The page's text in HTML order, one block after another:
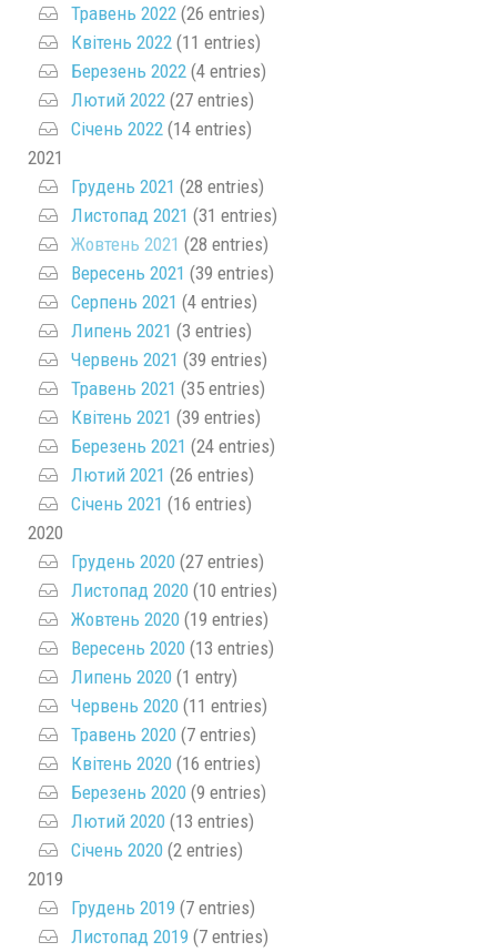
Травень 2022 (26 entries)
Квітень 2022 (11 entries)
Березень 2022 (4 entries)
Лютий 2022 (27 entries)
Січень 2022 (14 entries)
2021
Грудень 2021 (28 entries)
Листопад 2021 (31 entries)
Жовтень 2021 (28 entries)
Вересень 2021 (39 entries)
Серпень 2021 (4 entries)
Липень 2021 (3 entries)
Червень 2021 (39 entries)
Травень 2021 (35 entries)
Квітень 2021 (39 entries)
Березень 2021 (24 entries)
Лютий 2021 (26 entries)
Січень 2021 (16 entries)
2020
Грудень 2020 (27 entries)
Листопад 2020 (10 entries)
Жовтень 2020 (19 entries)
Вересень 2020 (13 entries)
Липень 2020 (1 entry)
Червень 2020 (11 entries)
Травень 2020 (7 entries)
Квітень 2020 (16 entries)
Березень 2020 (9 entries)
Лютий 2020 (13 entries)
Січень 2020 (2 entries)
2019
Грудень 2019 (7 entries)
Листопад 2019 (7 entries)